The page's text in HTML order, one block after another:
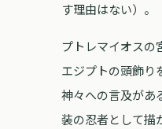
す理由はない）。
プトレマイオスの
エジプトの頭飾り
神々への言及があ
装の忍者として描